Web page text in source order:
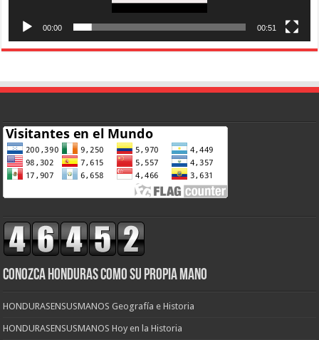
00:00 00:51
CONOZCA HONDURAS COMO SU PROPIA MANO
HONDURASENSUSMANOS Geografía e Historia
HONDURASENSUSMANOS Hoy en la Historia